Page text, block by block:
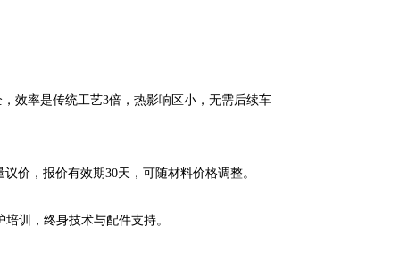
效率是传统工艺3倍，热影响区小，无需后续车
价，报价有效期30天，可随材料价格调整。
训，终身技术与配件支持。